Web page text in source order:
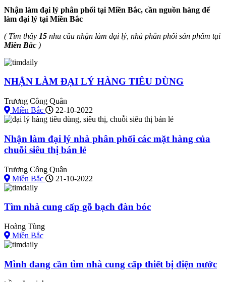
Nhận làm đại lý phân phối tại Miền Bắc, cần nguồn hàng để
làm đại lý tại Miền Bắc
( Tìm thấy 15 nhu cầu nhận làm đại lý, nhà phân phối sản phẩm tại
Miền Bắc )
NHẬN LÀM ĐẠI LÝ HÀNG TIÊU DÙNG
Trương Công Quân
Miền Bắc
22-10-2022
Nhận làm đại lý nhà phân phối các mặt hàng của
chuỗi siêu thị bán lẻ
Trương Công Quân
Miền Bắc
21-10-2022
Tìm nhà cung cấp gỗ bạch đàn bóc
Hoàng Tùng
Miền Bắc
Mình đang cần tìm nhà cung cấp thiết bị điện nước